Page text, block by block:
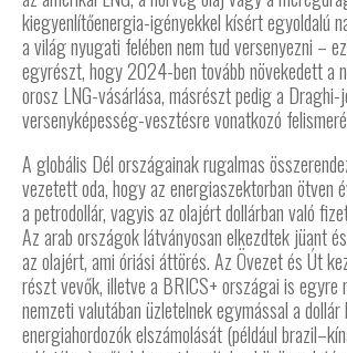
kiegyenlítőenergia-igényekkel kísért egyoldalú
a világ nyugati felében nem tud versenyezni –
egyrészt, hogy 2024-ben tovább növekedett a
orosz LNG-vásárlása, másrészt pedig a Draghi-
versenyképesség-vesztésre vonatkozó
A globális Dél országainak rugalmas
vezetett oda, hogy az energiaszektorban ötven
a petrodollár, vagyis az olajért dollárban való
Az arab országok látványosan elkezdtek jüant
az olajért, ami óriási áttörés. Az Övezet és Út
részt vevők, illetve a BRICS+ országai is egyre
nemzeti valutában üzletelnek egymással a
energiahordozók elszámolását (például